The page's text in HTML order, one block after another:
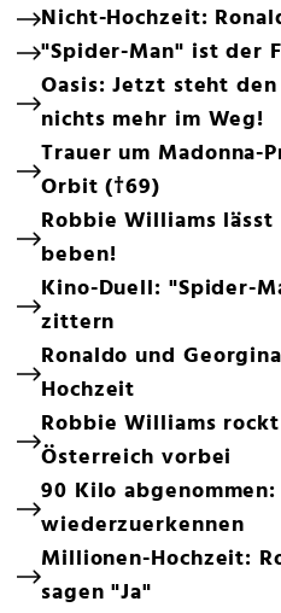
Nicht-Hochzeit:
"Spider-Man" ist der
Oasis: Jetzt steht
nichts mehr im Weg!
Trauer um Madonna-
Orbit (†69)
Robbie Williams
beben!
Kino-Duell: "Spider-
zittern
Ronaldo und
Hochzeit
Robbie Williams
Österreich vorbei
90 Kilo
wiederzuerkennen
Millionen-Hochzeit:
sagen "Ja"